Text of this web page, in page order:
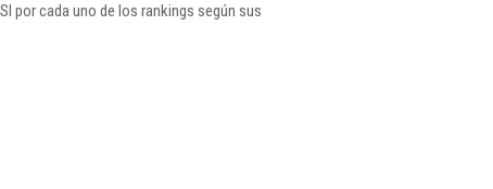
por cada uno de los rankings según sus